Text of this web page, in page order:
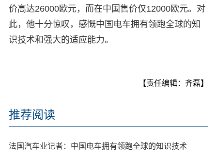
价高达26000欧元，而在中国售价仅12000欧元。对
此，他十分惊叹，感慨中国电车拥有领跑全球的知
识技术和强大的适应能力。
【责任编辑：齐磊】
推荐阅读
法国汽车业记者：中国电车拥有领跑全球的知识技术